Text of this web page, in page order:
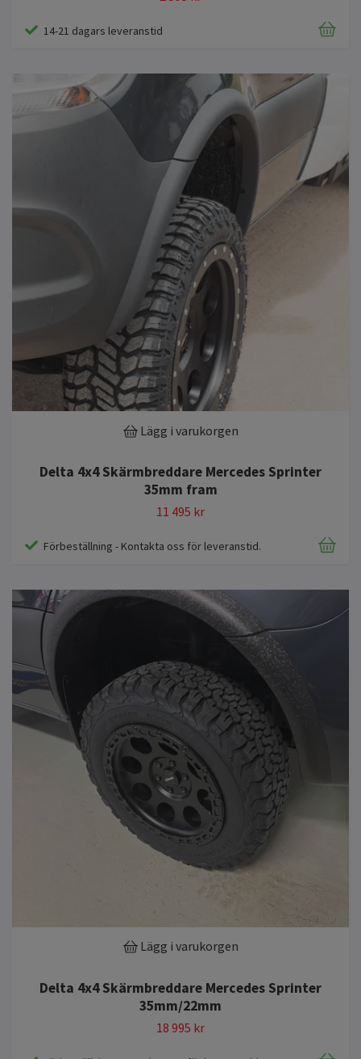
14-21 dagars leveranstid
Lägg i varukorgen
Delta 4x4 Skärmbreddare Mercedes Sprinter
35mm fram
11 495 kr
Förbeställning - Kontakta oss för leveranstid.
Lägg i varukorgen
Delta 4x4 Skärmbreddare Mercedes Sprinter
35mm/22mm
18 995 kr